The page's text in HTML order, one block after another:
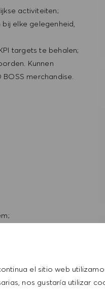
el sitio web
nos gustaría utilizar
activiteiten;
elke gelegenheid,
targets te behalen;
Kunnen
merchandise.